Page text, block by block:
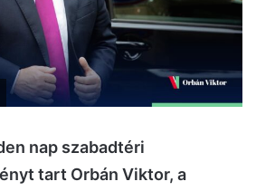
nap szabadtéri
tart Orbán Viktor, a